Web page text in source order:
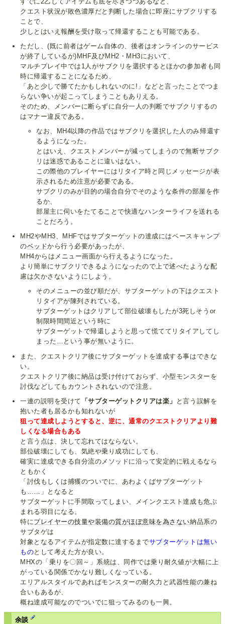
クエスト状況が敗色濃厚だと判断した場合に即座にサブクリする
ことで、
少しとはいえ報酬を受け取って帰還することも可能である。
ただし、(既に前者はゲーム自体の、後者はオンラインのサービス
が終了しているが)MHF及びMH2・MH3において、
マルチプレイ中では1人がサブクリを選択するとほかの参加者も同
時に帰還することになるため、
「あと少しで勝てたかもしれないのに!」などと言ったことでつま
らない争いが起こってしまうこともありえる。
そのため、メンバーに断らずに自分一人の判断でサブクリするの
はマナー違反である。
なお、MH4以降の作品ではサブクリを選択した人のみ帰還す
るようになった。
とはいえ、クエストメンバーが減ってしまうので無断サブク
リは迷惑であることに違いはない。
この際他のプレイヤーにはリタイア時と同じメッセージが表
示されるため注意が必要である。
サブクリのみが目的の場合自分でそのような条件の部屋を作
るか、
部屋主に伺いをたてることで快適なハンターライフを送れる
ことだろう。
MH2やMH3、MHFではサブターゲットの達成にはベースキャンプ
のベッドから行う必要があったが、
MH4からはメニュー画面から行えるようになった。
より簡単にサブクリできるようになったので上で述べたような配
慮は欠かさないようにしよう。
そのメニューの並び順だが、サブターゲットの下はクエスト
リタイアが陳列されている。
サブターゲットはクリアして部位破壊もしたが3死しそうor
制限時間間近という時に
サブターゲットで帰還しようと思って慌ててリタイアしてし
まった…という事が無いように。
また、クエストクリア後にサブターゲットを達成する事はできな
い。
クエストクリア後に納品は受け付けておらず、小型モンスターを
討伐などしてもカウントされないので注意。
一連の説明を受けて 「サブターゲットクリアは楽」
と言う誤解を
抱いた者も居るかも知れないが
狙って達成しようとすると、逆に、通常のクエストクリアより難
しくなる場合もある
と言う点は、決して忘れてはならない。
部位破壊にしても、気絶や乗り成功にしても、
確実に達成できる自分流のメソッドに沿って安定的に戦えるなら
ともかく
「討伐もしくは捕獲のついでに、あわよくばサブターゲット
も……」となると
サブターゲットに手間取ってしまい、メインクエスト達成も危ぶ
まれる羽目になる。
特に プレイヤーの技量や装備の質がほぼ意味を為さない納品系の
サブタゲは
対象となるアイテムが指定数に達するまでサブターゲットは無い
ものとして考えた方が良い。
MHXの「乗りを〇回～」系統は、同作では乗り耐久値が大幅に上
がっている関係でかなり難しくなっている。
エリアルスタイルであればモンスターの耐久力と武器性能の兼ね
合いもあるが、
概ね達成可能なのでついでに狙ってみるのも一興。
余談